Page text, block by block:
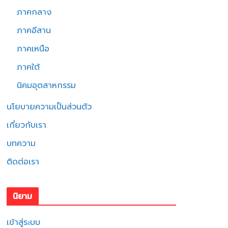
ภาคกลาง
ภาคอีสาน
ภาคเหนือ
ภาคใต้
นิคมอุตสาหกรรม
นโยบายความเป็นส่วนตัว
เกี่ยวกับเรา
บทความ
ติดต่อเรา
นิยาม
เข้าสู่ระบบ